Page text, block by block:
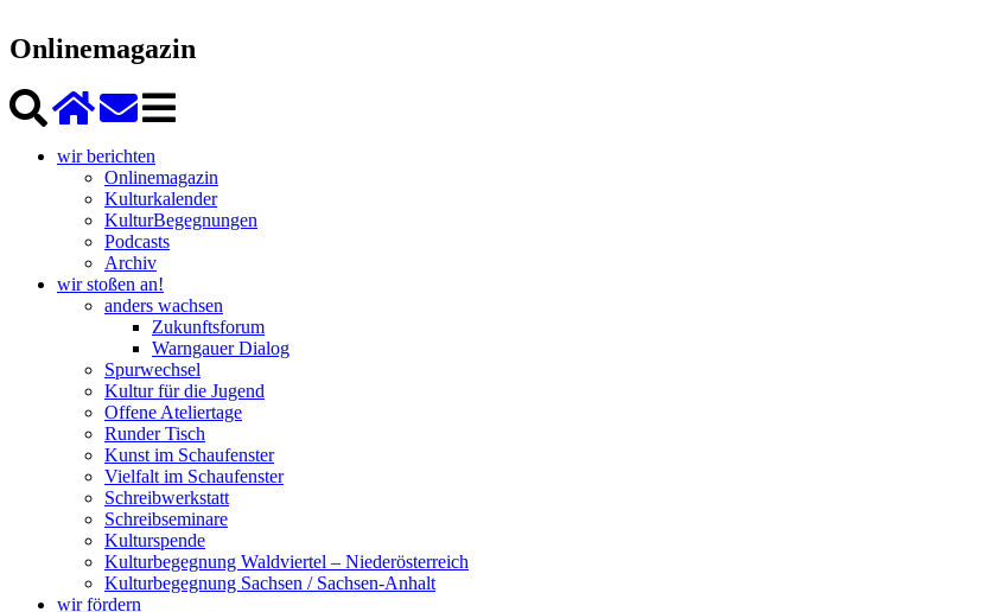
Onlinemagazin
wir berichten
Onlinemagazin
Kulturkalender
KulturBegegnungen
Podcasts
Archiv
wir stoßen an!
anders wachsen
Zukunftsforum
Warngauer Dialog
Spurwechsel
Kultur für die Jugend
Offene Ateliertage
Runder Tisch
Kunst im Schaufenster
Vielfalt im Schaufenster
Schreibwerkstatt
Schreibseminare
Kulturspende
Kulturbegegnung Waldviertel – Niederösterreich
Kulturbegegnung Sachsen / Sachsen-Anhalt
wir fördern